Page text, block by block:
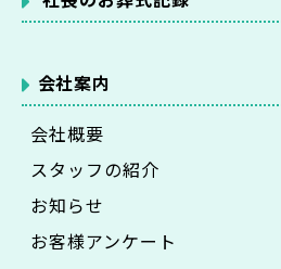
会社案内
会社概要
スタッフの紹介
お知らせ
お客様アンケート